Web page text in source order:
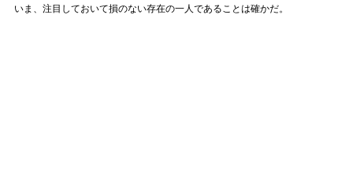
いま、注目しておいて損のない存在の一人であることは確かだ。